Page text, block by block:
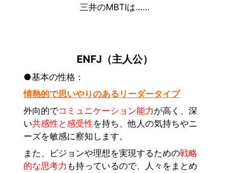
三井のMBTIは……
ENFJ（主人公）
●基本の性格：
情熱的で思いやりのあるリーダータイプ
外向的でコミュニケーション能力が高く、深
い共感性と感受性を持ち、他人の気持ちやニ
ーズを敏感に察知します。
また、ビジョンや理想を実現するための戦略
的な思考力 も持っているので、人々をまとめ